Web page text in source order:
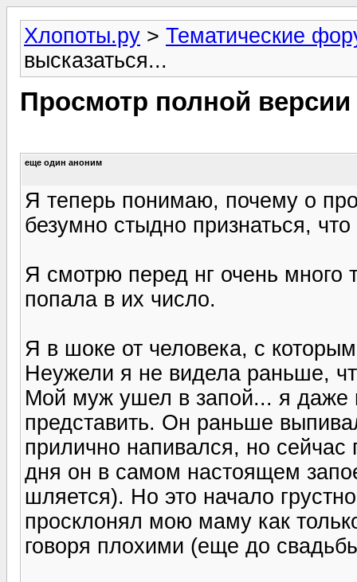
Хлопоты.ру > Тематические
высказаться...
Просмотр полной
еще один аноним
Я теперь понимаю, почему о
безумно стыдно признаться,
Я смотрю перед нг очень много
попала в их число.
Я в шоке от человека, с
Неужели я не видела раньше,
Мой муж ушел в запой... я даже
представить. Он раньше
прилично напивался, но
дня он в самом настоящем
шляется). Но это начало
просклонял мою маму как
говоря плохими (еще до